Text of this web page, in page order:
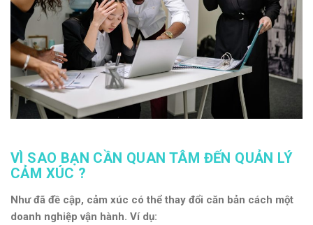
VÌ SAO BẠN CẦN QUAN TÂM ĐẾN QUẢN LÝ
CẢM XÚC ?
Như đã đề cập, cảm xúc có thể thay đổi căn bản cách một
doanh nghiệp vận hành. Ví dụ: